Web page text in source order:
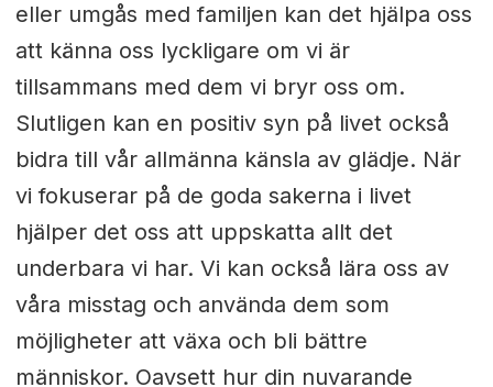
eller umgås med familjen kan det hjälpa oss
att känna oss lyckligare om vi är
tillsammans med dem vi bryr oss om.
Slutligen kan en positiv syn på livet också
bidra till vår allmänna känsla av glädje. När
vi fokuserar på de goda sakerna i livet
hjälper det oss att uppskatta allt det
underbara vi har. Vi kan också lära oss av
våra misstag och använda dem som
möjligheter att växa och bli bättre
människor. Oavsett hur din nuvarande